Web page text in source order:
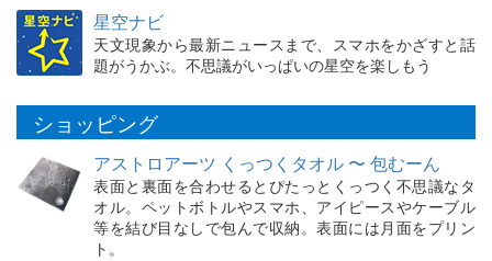
星空ナビ
天文現象から最新ニュースまで、スマホをかざすと話
題がうかぶ。不思議がいっぱいの星空を楽しもう
ショッピング
アストロアーツ くっつくタオル 〜 包むーん
表面と裏面を合わせるとぴたっとくっつく不思議なタ
オル。ペットボトルやスマホ、アイピースやケーブル
等を結び目なしで包んで収納。表面には月面をプリン
ト。